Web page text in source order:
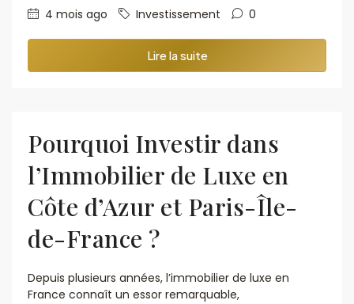
4 mois ago Investissement 0
Lire la suite
Pourquoi Investir dans
l’Immobilier de Luxe en
Côte d’Azur et Paris-Île-
de-France ?
Depuis plusieurs années, l’immobilier de luxe en
France connaît un essor remarquable,